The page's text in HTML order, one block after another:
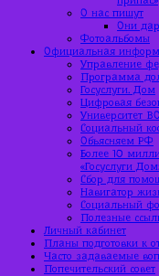
О нас пишут
Они
Фотоальбомы
Официальная
Управление
Программа
Госуслуги. Дом
Цифровая
Университет
Социальный
Объясняем РФ
Более 10
«Госуслуги
Сбор для
Навигатор
Социальный
Полезные
Личный кабинет
Планы подготовки к
Часто задаваемые
Попечительский совет